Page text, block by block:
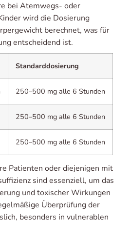
bei Atemwegs- oder
wird die Dosierung
berechnet, was für
entscheidend ist.
Standarddosierung
250–500 mg alle 6 Stunden
250–500 mg alle 6 Stunden
250–500 mg alle 6 Stunden
Patienten oder diejenigen mit
sind essenziell, um das
und toxischer Wirkungen
Überprüfung der
besonders in vulnerablen